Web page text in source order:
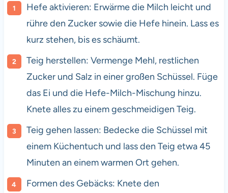
Hefe aktivieren: Erwärme die Milch leicht und
rühre den Zucker sowie die Hefe hinein. Lass es
kurz stehen, bis es schäumt.
Teig herstellen: Vermenge Mehl, restlichen
Zucker und Salz in einer großen Schüssel. Füge
das Ei und die Hefe-Milch-Mischung hinzu.
Knete alles zu einem geschmeidigen Teig.
Teig gehen lassen: Bedecke die Schüssel mit
einem Küchentuch und lass den Teig etwa 45
Minuten an einem warmen Ort gehen.
Formen des Gebäcks: Knete den